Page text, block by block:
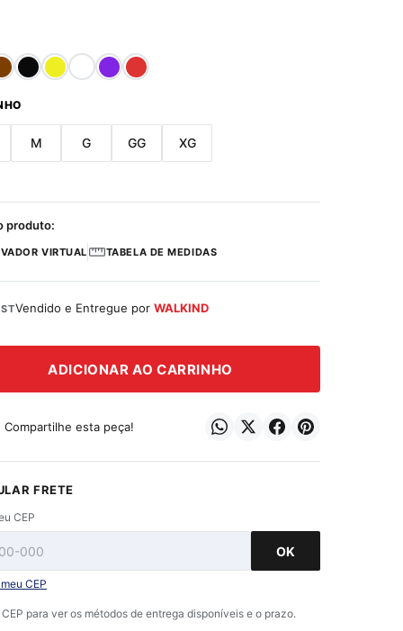
M G GG XG
produto:
VIRTUAL TABELA DE MEDIDAS
Vendido e Entregue porWALKIND
ADICIONAR AO CARRINHO
Compartilhe esta peça!
FRETE
CEP
OK
CEP
para ver os métodos de entrega disponíveis e o prazo.